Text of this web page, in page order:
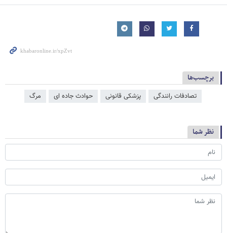
برچسب‌ها
تصادفات رانندگی پزشکی قانونی حوادث جاده ای مرگ
نظر شما